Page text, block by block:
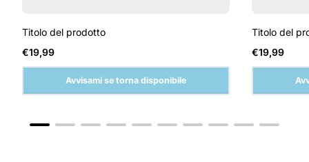
Titolo del prodotto
Prezzo
normale
€19,99
Avvisami se torna disponibile
Titolo del
Prezzo
normale
€19,99